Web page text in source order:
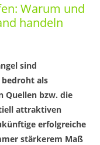
Warum und
handeln
sind
als
Quellen bzw. die
attraktiven
erfolgreiche
stärkerem Maß